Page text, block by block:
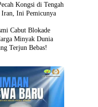
Kongsi di Tengah
Iran, Ini Pemicunya
Cabut Blokade
Minyak Dunia
Terjun Bebas!